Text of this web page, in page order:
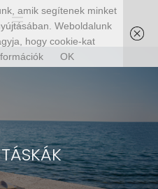
amik segítenek minket
Weboldalunk
hogy cookie-kat
OK